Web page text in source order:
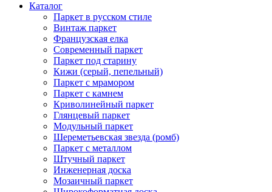
Каталог
Паркет в русском стиле
Винтаж паркет
Французская елка
Современный паркет
Паркет под старину
Кижи (серый, пепельный)
Паркет с мрамором
Паркет с камнем
Криволинейный паркет
Глянцевый паркет
Модульный паркет
Шереметьевская звезда (ромб)
Паркет с металлом
Штучный паркет
Инженерная доска
Мозаичный паркет